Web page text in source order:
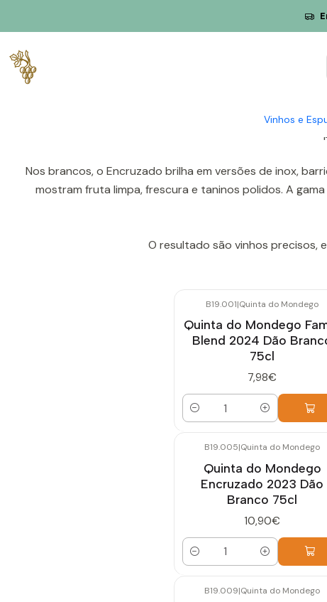
Vinhos e
moldam vinhos de perfis tensos, aromáticos e muito
Nos brancos, o Encruzado brilha em versões de inox,
mostram fruta limpa, frescura e taninos polidos. A
O resultado são vinhos precisos,
B19.001|Quinta do Mondego
Quinta do Mondego
Blend 2024 Dão
75cl
7,98€
Quantidade
B19.005|Quinta do Mondego
Quinta do Mondego
Encruzado 2023 Dão
Branco 75cl
10,90€
Quantidade
B19.009|Quinta do Mondego